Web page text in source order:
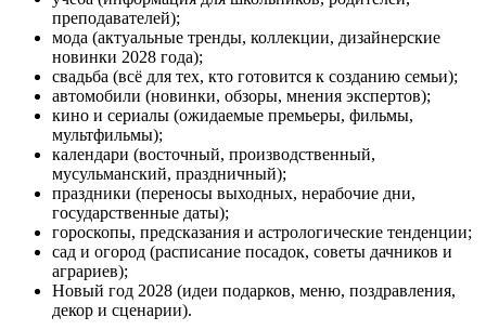
преподавателей);
мода (актуальные тренды, коллекции, дизайнерские
новинки 2028 года);
свадьба (всё для тех, кто готовится к созданию семьи);
автомобили (новинки, обзоры, мнения экспертов);
кино и сериалы (ожидаемые премьеры, фильмы,
мультфильмы);
календари (восточный, производственный,
мусульманский, праздничный);
праздники (переносы выходных, нерабочие дни,
государственные даты);
гороскопы, предсказания и астрологические тенденции;
сад и огород (расписание посадок, советы дачников и
аграриев);
Новый год 2028 (идеи подарков, меню, поздравления,
декор и сценарии).